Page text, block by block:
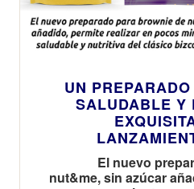
UN
SALUDABLE Y
El nuevo
nut&me, sin azúcar